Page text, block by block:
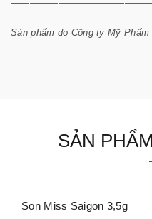
Sản phẩm do Công ty Mỹ
SẢN
Son Miss Saigon 3,5g